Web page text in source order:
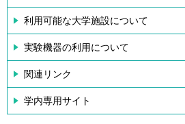
利用可能な大学施設について
実験機器の利用について
関連リンク
学内専用サイト